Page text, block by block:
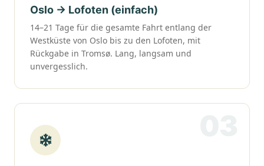
Oslo → Lofoten (einfach)
14–21 Tage für die gesamte Fahrt entlang der
Westküste von Oslo bis zu den Lofoten, mit
Rückgabe in Tromsø. Lang, langsam und
unvergesslich.